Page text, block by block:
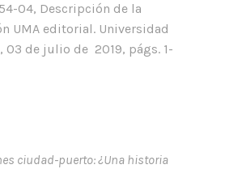
04, Descripción de la
UMA editorial. Universidad
03 de julio de 2019, págs. 1-
ciudad-puerto: ¿Una historia